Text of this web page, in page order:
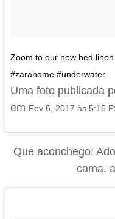
Zoom to our new bed
#zarahome #underwater
Uma foto publicada
em Fev 6, 2017 às 5:15
Que aconchego!
cama,